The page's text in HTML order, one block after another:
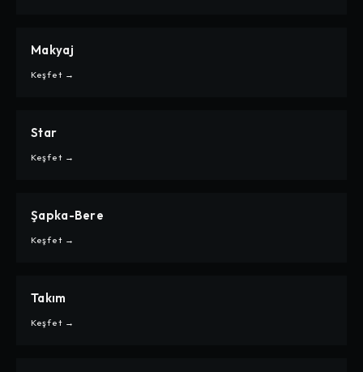
CARPE
MAKYAJ
Makyaj
Keşfet →
CARPE
STAR
Star
Keşfet →
CARPE
ŞAPKA-BERE
Şapka-Bere
Keşfet →
CARPE
TAKIM
Takım
Keşfet →